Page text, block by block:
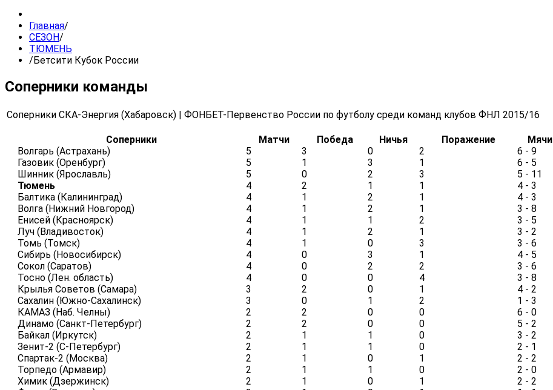
Главная/
СЕЗОН/
ТЮМЕНЬ
/ Бетсити Кубок России
Соперники команды
Соперники СКА-Энергия (Хабаровск) | ФОНБЕТ-Первенство России по футболу среди команд клубов ФНЛ 2015/16
Соперники Матчи Победа Ничья Поражение
Мячи
Волгарь (Астрахань)
5 3 0 2
6 - 9
Газовик (Оренбург)
5 1 3 1
6 - 5
Шинник (Ярославль)
5 0 2 3
5 - 11
Тюмень
4 2 1 1
4 - 3
Балтика (Калининград)
4 1 2 1
4 - 3
Волга (Нижний Новгород)
4 1 2 1
3 - 8
Енисей (Красноярск)
4 1 1 2
3 - 5
Луч (Владивосток)
4 1 2 1
3 - 2
Томь (Томск)
4 1 0 3
3 - 6
Сибирь (Новосибирск)
4 0 3 1
4 - 5
Сокол (Саратов)
4 0 2 2
3 - 6
Тосно (Лен. область)
4 0 0 4
3 - 8
Крылья Советов (Самара)
3 2 0 1
4 - 2
Сахалин (Южно-Сахалинск)
3 0 1 2
1 - 3
КАМАЗ (Наб. Челны)
2 2 0 0
6 - 0
Динамо (Санкт-Петербург)
2 2 0 0
5 - 2
Байкал (Иркутск)
2 1 1 0
3 - 2
Зенит-2 (С-Петербург)
2 1 1 0
2 - 1
Спартак-2 (Москва)
2 1 0 1
2 - 2
Торпедо (Армавир)
2 1 1 0
2 - 0
Химик (Дзержинск)
2 1 0 1
2 - 2